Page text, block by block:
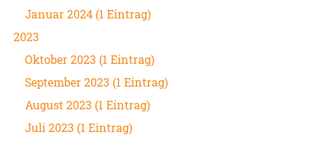
Januar 2024 (1 Eintrag)
2023
Oktober 2023 (1 Eintrag)
September 2023 (1 Eintrag)
August 2023 (1 Eintrag)
Juli 2023 (1 Eintrag)